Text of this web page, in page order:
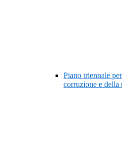
Piano triennale
corruzione e della